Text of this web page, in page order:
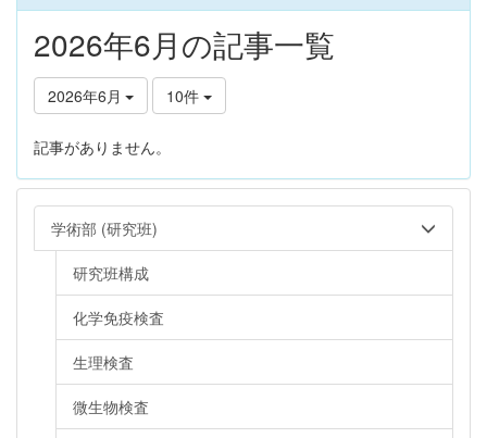
2026年6月の記事一覧
2026年6月 10件
記事がありません。
学術部 (研究班)
研究班構成
化学免疫検査
生理検査
微生物検査